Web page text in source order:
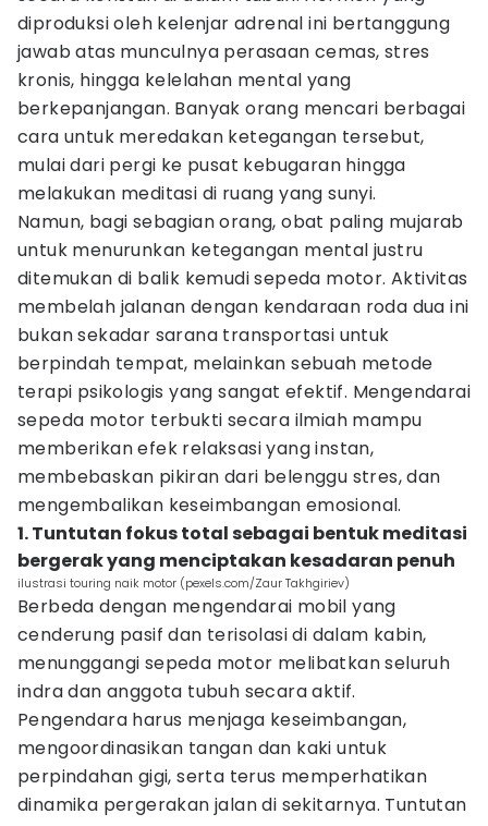
diproduksi oleh kelenjar adrenal ini bertanggung
jawab atas munculnya perasaan cemas, stres
kronis, hingga kelelahan mental yang
berkepanjangan. Banyak orang mencari berbagai
cara untuk meredakan ketegangan tersebut,
mulai dari pergi ke pusat kebugaran hingga
melakukan meditasi di ruang yang sunyi.
Namun, bagi sebagian orang, obat paling mujarab
untuk menurunkan ketegangan mental justru
ditemukan di balik kemudi sepeda motor. Aktivitas
membelah jalanan dengan kendaraan roda dua ini
bukan sekadar sarana transportasi untuk
berpindah tempat, melainkan sebuah metode
terapi psikologis yang sangat efektif. Mengendarai
sepeda motor terbukti secara ilmiah mampu
memberikan efek relaksasi yang instan,
membebaskan pikiran dari belenggu stres, dan
mengembalikan keseimbangan emosional.
1. Tuntutan fokus total sebagai bentuk meditasi
bergerak yang menciptakan kesadaran penuh
ilustrasi touring naik motor (pexels.com/Zaur Takhgiriev)
Berbeda dengan mengendarai mobil yang
cenderung pasif dan terisolasi di dalam kabin,
menunggangi sepeda motor melibatkan seluruh
indra dan anggota tubuh secara aktif.
Pengendara harus menjaga keseimbangan,
mengoordinasikan tangan dan kaki untuk
perpindahan gigi, serta terus memperhatikan
dinamika pergerakan jalan di sekitarnya. Tuntutan